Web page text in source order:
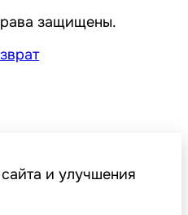
защищены.
и улучшения